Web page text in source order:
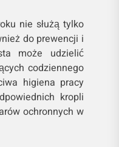
nie służą tylko
do prewencji i
może udzielić
codziennego
higiena pracy
kropli
ochronnych w